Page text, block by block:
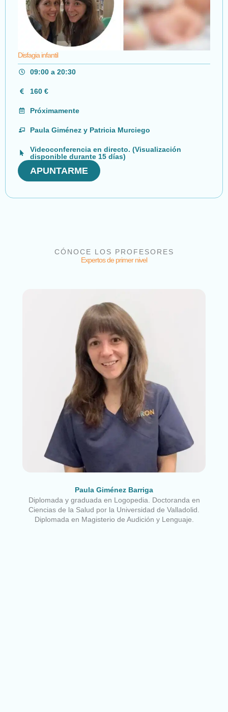
Disfagia infantil
09:00 a 20:30
160 €
Próximamente
Paula Giménez y Patricia Murciego
Videoconferencia en directo. (Visualización
disponible durante 15 días)
APUNTARME
CÓNOCE LOS PROFESORES
Expertos de primer nivel
Paula Giménez Barriga
Diplomada y graduada en Logopedia. Doctoranda en
Ciencias de la Salud por la Universidad de Valladolid.
Diplomada en Magisterio de Audición y Lenguaje.